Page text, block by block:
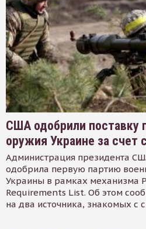
США одобрили поставку
оружия Украине за счет
Администрация президента
одобрила первую партию
Украины в рамках механизма
Requirements List. Об этом
на два источника, знакомых с